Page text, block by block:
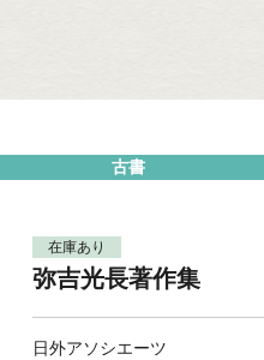
古書
在庫あり
弥吉光長著作集
日外アソシエーツ